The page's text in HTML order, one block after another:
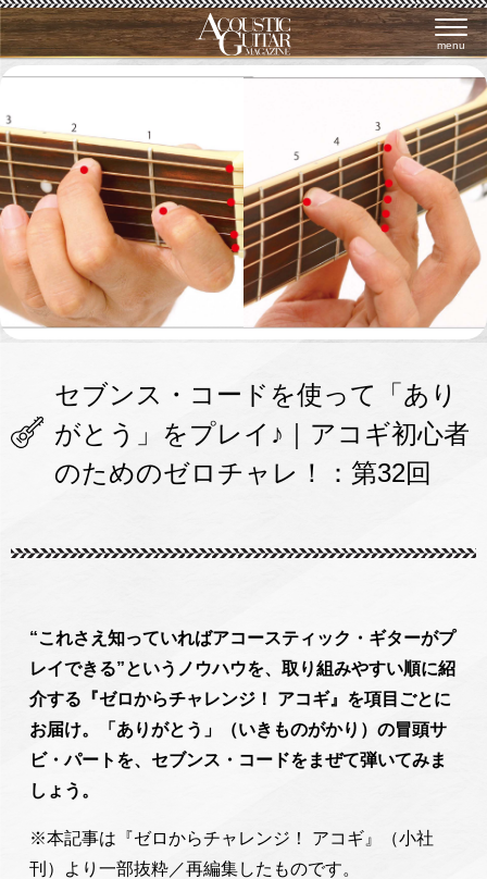
menu
セブンス・コードを使って「あり
がとう」をプレイ♪｜アコギ初心者
のためのゼロチャレ！：第32回
“これさえ知っていればアコースティック・ギターがプ
レイできる”というノウハウを、取り組みやすい順に紹
介する『ゼロからチャレンジ！ アコギ』を項目ごとに
お届け。「ありがとう」（いきものがかり）の冒頭サ
ビ・パートを、セブンス・コードをまぜて弾いてみま
しょう。
※本記事は『ゼロからチャレンジ！ アコギ』（小社
刊）より一部抜粋／再編集したものです。